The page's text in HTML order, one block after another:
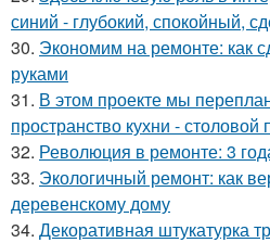
синий - глубокий, спокойный,
30. Экономим на ремонте: как
руками
31. В этом проекте мы
пространство кухни -
32. Революция в ремонте: 3
33. Экологичный ремонт: как
деревенскому дому
34. Декоративная штукатурка